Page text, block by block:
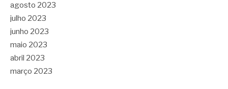
agosto 2023
julho 2023
junho 2023
maio 2023
abril 2023
março 2023